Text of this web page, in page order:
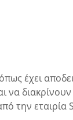
έχει
να
εταιρία